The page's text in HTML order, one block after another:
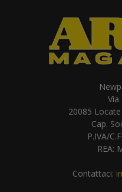
Via
20085
Cap.
P.IVA/
REA:
Contattaci: